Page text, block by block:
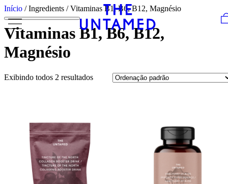
Skip to content
Início / Ingredients / Vitaminas B1, B6, B12, Magnésio
Vitaminas B1, B6, B12,
Magnésio
Exibindo todos 2 resultados